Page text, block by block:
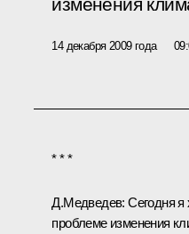
14 декабря 2009 года
* * *
Д.Медведев: Сегодня я
проблеме изменения